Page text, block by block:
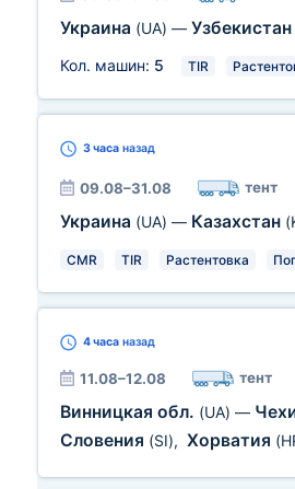
Украина (UA) — Узбекистан
Кол. машин: 5 TIR
3 часа назад
09.08–31.08 тент
Украина (UA) — Казахстан
CMR TIR Растентовка
4 часа назад
11.08–12.08 тент
Винницкая обл. (UA) —
Словения (SI), Хорватия